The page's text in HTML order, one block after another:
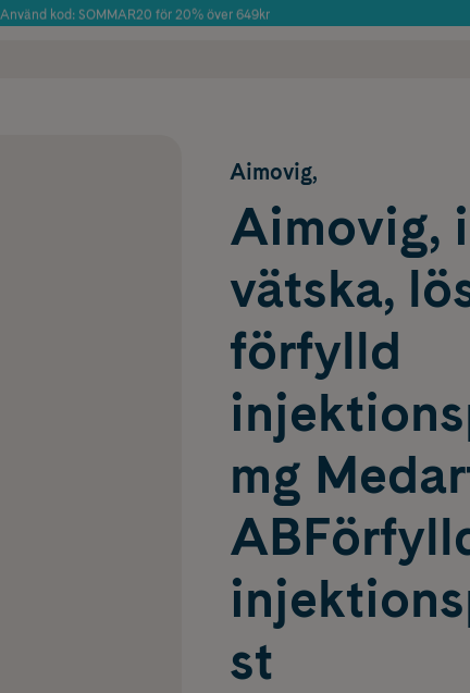
Använd kod: SOMMAR20 för 20% över 649kr
Aimovig,
Aimovig,
vätska,
förfylld
mg
st